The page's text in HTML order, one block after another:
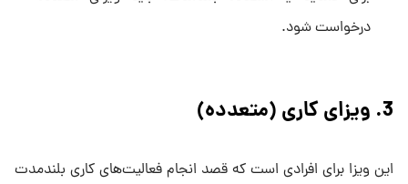
درخواست شود.
3. ویزای کاری (متعدده)
این ویزا برای افرادی است که قصد انجام فعالیت‌های کاری بلندمدت